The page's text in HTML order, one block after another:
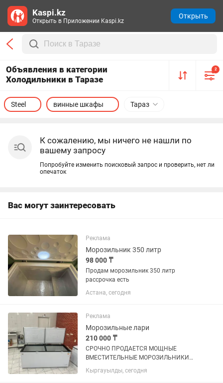
Объявления в категории
Холодильники в Таразе
2
Тараз
Steel винные шкафы
К сожалению, мы ничего не нашли по
вашему запросу
Попробуйте изменить поисковый запрос и проверить, нет ли
опечаток
Вас могут заинтересовать
Реклама
Морозильник 350 литр
98 000 ₸
Продам морозильник 350 литр
рассрочка есть
Астана, сегодня
Реклама
Морозильные лари
210 000 ₸
СРОЧНО ПРОДАЕТСЯ МОЩНЫЕ
ВМЕСТИТЕЛЬНЫЕ МОРОЗИЛЬНИКИ
ОБЪЕМ 600 л, покупали по 320.000 тг
продаем срочно по 210.000 тг,
Кыргауылды, сегодня
Kaspi.kz
Открыть в Приложении Kaspi.kz
Открыть